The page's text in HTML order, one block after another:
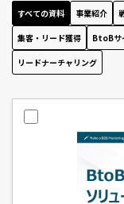
すべての資料 事業紹介
集客・リード獲得 BtoBサ
リードナーチャリング